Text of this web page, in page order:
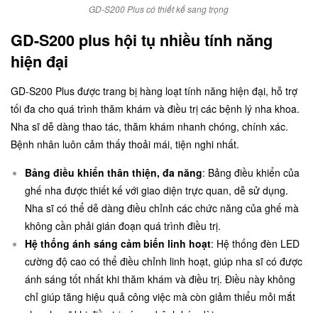
GD-S200 Plus có thiết kế sang trọng
GD-S200 plus hội tụ nhiều tính năng
hiện đại
GD-S200 Plus được trang bị hàng loạt tính năng hiện đại, hỗ trợ
tối đa cho quá trình thăm khám và điều trị các bệnh lý nha khoa.
Nha sĩ dễ dàng thao tác, thăm khám nhanh chóng, chính xác.
Bệnh nhân luôn cảm thấy thoải mái, tiện nghi nhất.
Bảng điều khiển thân thiện, đa năng: Bảng điều khiển của
ghế nha được thiết kế với giao diện trực quan, dễ sử dụng.
Nha sĩ có thể dễ dàng điều chỉnh các chức năng của ghế mà
không cần phải gián đoạn quá trình điều trị.
Hệ thống ánh sáng cảm biến linh hoạt: Hệ thống đèn LED
cường độ cao có thể điều chỉnh linh hoạt, giúp nha sĩ có được
ánh sáng tốt nhất khi thăm khám và điều trị. Điều này không
chỉ giúp tăng hiệu quả công việc mà còn giảm thiểu mỏi mắt